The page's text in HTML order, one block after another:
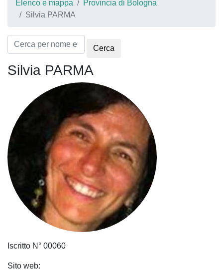
Elenco e mappa
Provincia di Bologna
Silvia PARMA
Cerca
Silvia PARMA
Iscritto N° 00060
Sito web: